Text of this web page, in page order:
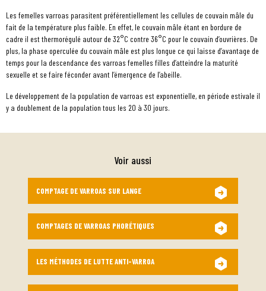
Les femelles varroas parasitent préférentiellement les cellules de couvain mâle du
fait de la température plus faible. En effet, le couvain mâle étant en bordure de
cadre il est thermorégulé autour de 32°C contre 36°C pour le couvain d’ouvrières. De
plus, la phase operculée du couvain mâle est plus longue ce qui laisse d’avantage de
temps pour la descendance des varroas femelles filles d’atteindre la maturité
sexuelle et se faire féconder avant l’émergence de l’abeille.
Le développement de la population de varroas est exponentielle, en période estivale il
y a doublement de la population tous les 20 à 30 jours.
Voir aussi
COMPTAGE DE VARROAS SUR LANGE
COMPTAGES DE VARROAS PHORÉTIQUES
LES MÉTHODES DE LUTTE ANTI-VARROA